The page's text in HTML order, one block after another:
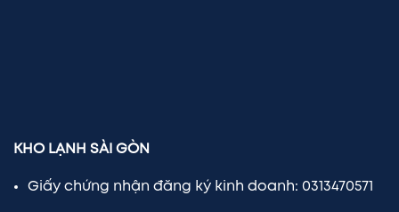
KHO LẠNH SÀI GÒN
Giấy chứng nhận đăng ký kinh doanh: 0313470571